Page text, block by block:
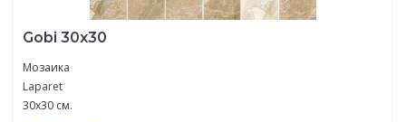
Gobi 30х30
Мозаика
Laparet
30x30 см.